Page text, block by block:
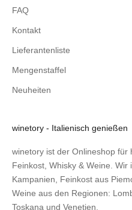
FAQ
Kontakt
Lieferantenliste
Mengenstaffel
Neuheiten
winetory - Italienisch genießen
winetory ist der Onlineshop für
Feinkost, Whisky & Weine.
Kampanien, Feinkost aus
Weine aus den Regionen:
Toskana und Venetien.